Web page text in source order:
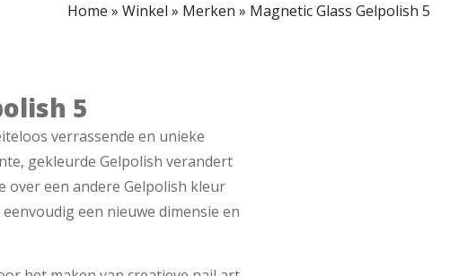
Home » Winkel » Merken » Magnetic Glass Gelpolish 5
5
verrassende en unieke
gekleurde Gelpolish verandert
over een andere Gelpolish kleur
een nieuwe dimensie en